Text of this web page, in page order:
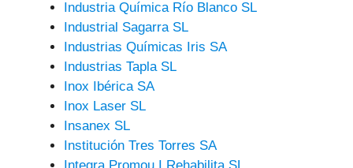
Industria Química Río Blanco SL
Industrial Sagarra SL
Industrias Químicas Iris SA
Industrias Tapla SL
Inox Ibérica SA
Inox Laser SL
Insanex SL
Institución Tres Torres SA